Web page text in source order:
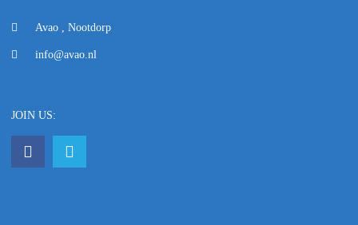
Avao , Nootdorp
info@avao.nl
JOIN US: